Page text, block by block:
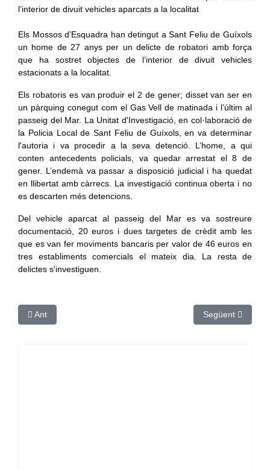
Els Mossos d’Esquadra han detingut a Sant Feliu de Guíxols
un home de 27 anys per un delicte de robatori amb força
que ha sostret objectes de l’interior de divuit vehicles
estacionats a la localitat.
Els robatoris es van produir el 2 de gener; disset van ser en
un pàrquing conegut com el Gas Vell de matinada i l’últim al
passeig del Mar. La Unitat d'Investigació, en col·laboració de
la Policia Local de Sant Feliu de Guíxols, en va determinar
l'autoria i va procedir a la seva detenció. L’home, a qui
conten antecedents policials, va quedar arrestat el 8 de
gener. L’endemà va passar a disposició judicial i ha quedat
en llibertat amb càrrecs. La investigació continua oberta i no
es descarten més detencions.
Del vehicle aparcat al passeig del Mar es va sostreure
documentació, 20 euros i dues targetes de crèdit amb les
que es van fer moviments bancaris per valor de 46 euros en
tres establiments comercials el mateix dia. La resta de
delictes s'investiguen.
Article anterior: Alcaldes gironins afectats pel Gloria critiquen
Ant Article següent:
Següent